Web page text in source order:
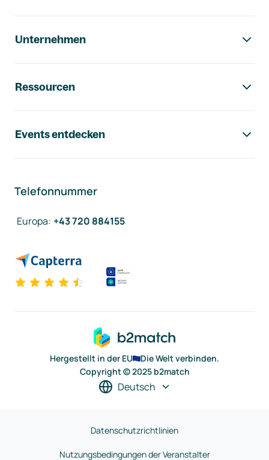
Unternehmen
Ressourcen
Events entdecken
Telefonnummer
Europa: +43 720 884155
Hergestellt in der EU
Die Welt verbinden.
Copyright © 2025 b2match
Deutsch
Datenschutzrichtlinien
Nutzungsbedingungen der Veranstalter